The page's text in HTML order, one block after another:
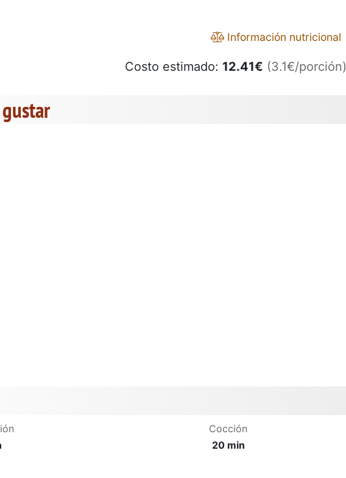
Información nutricional
Costo estimado: 12.41€ (3.1€/porción)
Cocción
20 min